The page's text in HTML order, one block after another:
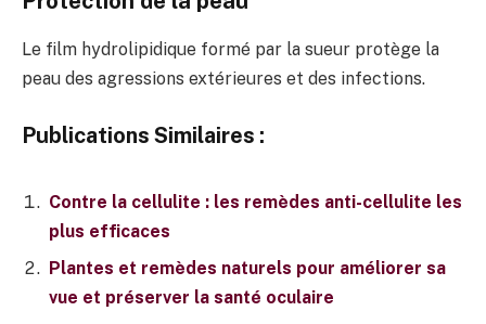
Le film hydrolipidique formé par la sueur protège la
peau des agressions extérieures et des infections.
Publications Similaires :
Contre la cellulite : les remèdes anti-cellulite les
plus efficaces
Plantes et remèdes naturels pour améliorer sa
vue et préserver la santé oculaire